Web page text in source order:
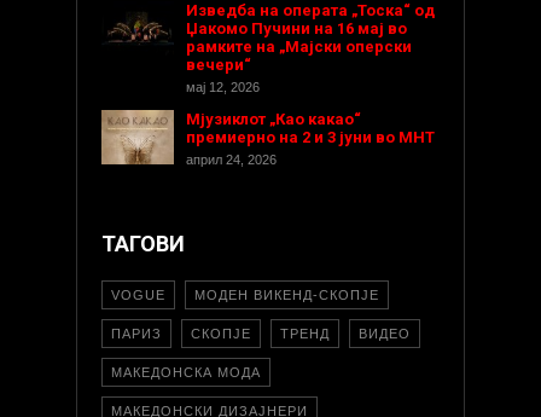
Изведба на операта „Тоска“ од
Џакомо Пучини на 16 мај во
рамките на „Мајски оперски
вечери“
мај 12, 2026
Мјузиклот „Као какао“
премиерно на 2 и 3 јуни во МНТ
април 24, 2026
ТАГОВИ
VOGUE МОДЕН ВИКЕНД-СКОПЈЕ
ПАРИЗ СКОПЈЕ ТРЕНД ВИДЕО
МАКЕДОНСКА МОДА
МАКЕДОНСКИ ДИЗАЈНЕРИ